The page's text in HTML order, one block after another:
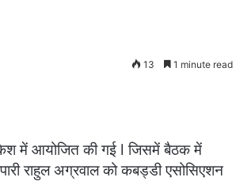
13 1 minute read
में आयोजित की गई l जिसमें बैठक में
राहुल अग्रवाल को कबड्डी एसोसिएशन